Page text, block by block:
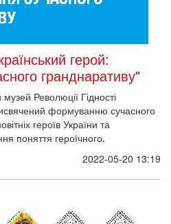
герой:
гранднаративу"
Революції Гідності
формуванню сучасного
героїв України та
поняття героїчного.
2022-05-20 13:19